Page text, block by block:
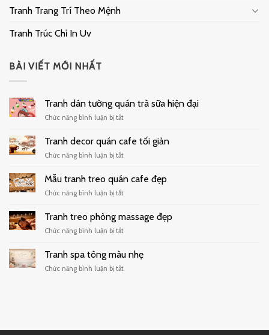
Tranh Trang Trí Theo Mệnh
Tranh Trúc Chỉ In Uv
BÀI VIẾT MỚI NHẤT
Tranh dán tường quán trà sữa hiện đại
Chức năng bình luận bị tắtở
dán
tường
quán
sữa
đại
Tranh decor quán cafe tối giản
Chức năng bình luận bị tắtở
decor
quán
cafe
giản
Mẫu tranh treo quán cafe đẹp
Chức năng bình luận bị tắtở
treo
quán
đẹp
Tranh treo phòng massage đẹp
Chức năng bình luận bị tắtở
treo
phòng
massage
Tranh spa tông màu nhẹ
Chức năng bình luận bị tắtở